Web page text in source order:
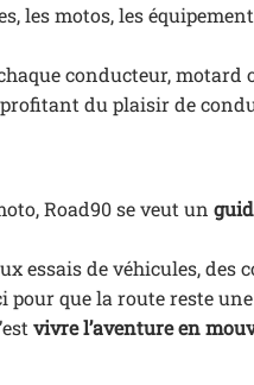
les motos, les
conducteur, motard
du plaisir de
Road90 se veut un
essais de véhicules, des
que la route reste
vivre l’aventure en